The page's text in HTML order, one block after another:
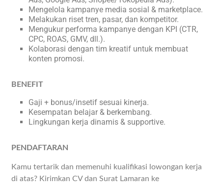
Mengelola kampanye media sosial & marketplace.
Melakukan riset tren, pasar, dan kompetitor.
Mengukur performa kampanye dengan KPI (CTR,
CPC, ROAS, GMV, dll.).
Kolaborasi dengan tim kreatif untuk membuat
konten promosi.
BENEFIT
Gaji + bonus/insetif sesuai kinerja.
Kesempatan belajar & berkembang.
Lingkungan kerja dinamis & supportive.
PENDAFTARAN
Kamu tertarik dan memenuhi kualifikasi lowongan kerja
di atas? Kirimkan CV dan Surat Lamaran ke